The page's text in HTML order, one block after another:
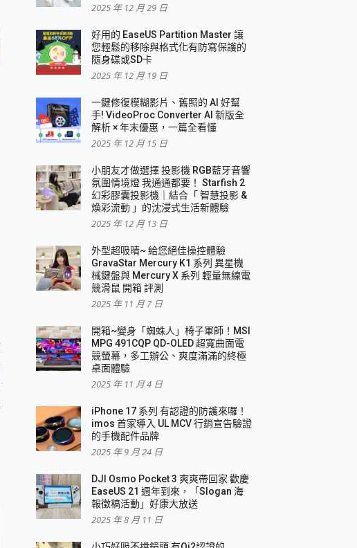
2025 年 12 月 29 日
好用的 EaseUS Partition Master 讓
您輕鬆的移除與格式化有防寫保護的
隨身碟或SD卡
2025 年 12 月 19 日
一鍵修復模糊影片、舊照的 AI 好幫
手! VideoProc Converter AI 新版全
解析 × 年末優惠，一篇全看懂
2025 年 12 月 15 日
小朋友才做選擇 投影機 RGB藍牙音響
氛圍情境燈 我通通都要！ Starfish 2
幻彩膠囊投影機｜結合「 智慧投影 &
煥彩流動 」的沈浸式生活新體驗
2025 年 12 月 13 日
外型超吸晴~ 給您絕佳操控體驗
GravaStar Mercury K1 系列 異星機
械鍵盤與 Mercury X 系列 輕量無線電
競滑鼠 開箱 評測
2025 年 11 月 7 日
開箱~變身「蜘蛛人」椅子軍師！MSI
MPG 491CQP QD-OLED 超寬曲面電
競螢幕，多工辦公、爽度滿滿的終極
桌面體驗
2025 年 11 月 4 日
iPhone 17 系列 有認證的防護來囉！
imos 首家導入 UL MCV 行銷宣告驗證
的手機配件品牌
2025 年 9 月 24 日
DJI Osmo Pocket 3 爽爽帶回家 歡慶
EaseUS 21 週年到來，「Slogan 海
報徵稿活動」好康大放送
2025 年 8 月 11 日